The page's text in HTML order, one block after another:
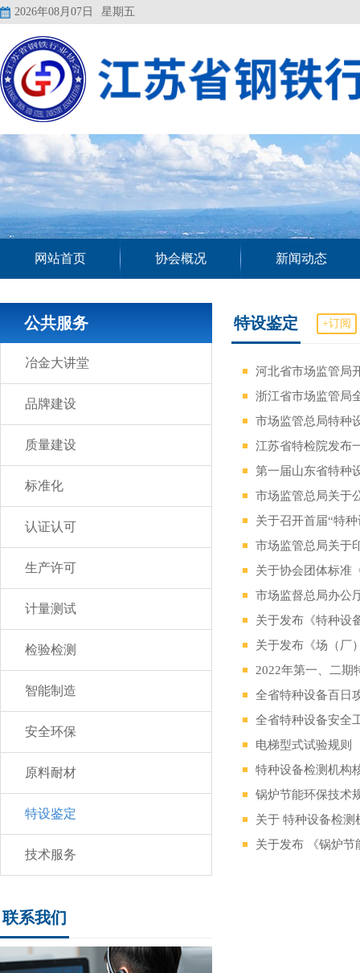
2026年08月07日 星期五
网站首页 协会概况 新闻动态
公共服务
冶金大讲堂
品牌建设
质量建设
标准化
认证认可
生产许可
计量测试
检验检测
智能制造
安全环保
原料耐材
特设鉴定
技术服务
联系我们
特设鉴定 +订阅
河北省市场监管局
浙江省市场监管局
市场监管总局特种
江苏省特检院发布
第一届山东省特种
关于召开首届“特
市场监管总局关于
关于协会团体标准
关于发布《特种设
关于发布《场（厂
2022年第一、二期
全省特种设备百日
全省特种设备安全
电梯型式试验规则
特种设备检测机构
锅炉节能环保技术
关于 特种设备检测
关于发布 《锅炉节